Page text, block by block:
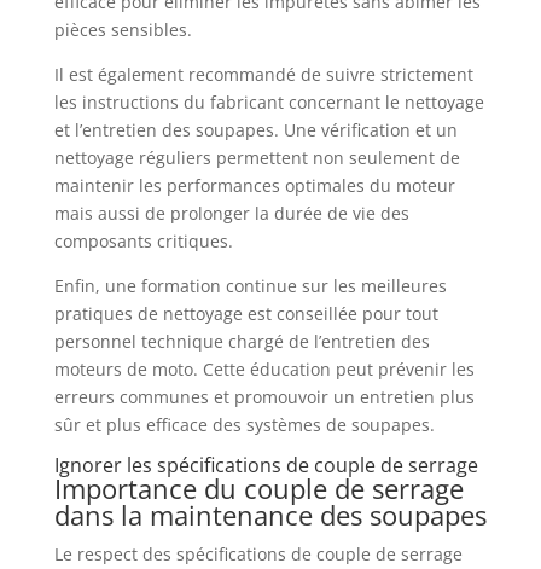
pièces sensibles.
Il est également recommandé de suivre strictement
les instructions du fabricant concernant le nettoyage
et l’entretien des soupapes. Une vérification et un
nettoyage réguliers permettent non seulement de
maintenir les performances optimales du moteur
mais aussi de prolonger la durée de vie des
composants critiques.
Enfin, une formation continue sur les meilleures
pratiques de nettoyage est conseillée pour tout
personnel technique chargé de l’entretien des
moteurs de moto. Cette éducation peut prévenir les
erreurs communes et promouvoir un entretien plus
sûr et plus efficace des systèmes de soupapes.
Ignorer les spécifications de couple de serrage
Importance du couple de serrage
dans la maintenance des soupapes
Le respect des spécifications de couple de serrage